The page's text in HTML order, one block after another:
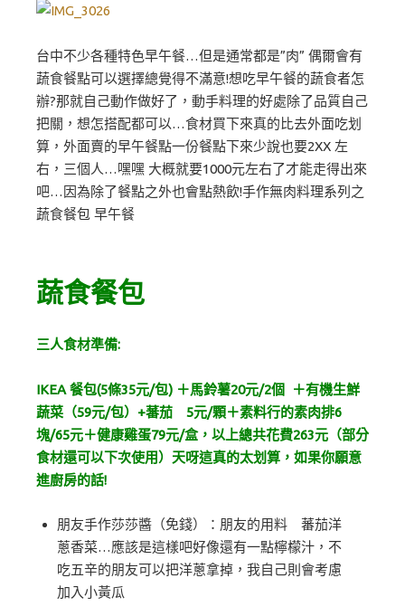
台中不少各種特色早午餐…但是通常都是”肉” 偶爾會有
蔬食餐點可以選擇總覺得不滿意!想吃早午餐的蔬食者怎
辦?那就自己動作做好了，動手料理的好處除了品質自己
把關，想怎搭配都可以…食材買下來真的比去外面吃划
算，外面賣的早午餐點一份餐點下來少說也要2XX 左
右，三個人…嘿嘿 大概就要1000元左右了才能走得出來
吧…因為除了餐點之外也會點熱飲!手作無肉料理系列之
蔬食餐包 早午餐
蔬食餐包
三人食材準備:
IKEA 餐包(5條35元/包) ＋馬鈴薯20元/2個 ＋有機生鮮
蔬菜（59元/包）+蕃茄 5元/顆＋素料行的素肉排6
塊/65元＋健康雞蛋79元/盒，以上總共花費263元（部分
食材還可以下次使用）天呀這真的太划算，如果你願意
進廚房的話!
朋友手作莎莎醬（免錢）：朋友的用料 蕃茄洋
蔥香菜…應該是這樣吧好像還有一點檸檬汁，不
吃五辛的朋友可以把洋蔥拿掉，我自己則會考慮
加入小黃瓜